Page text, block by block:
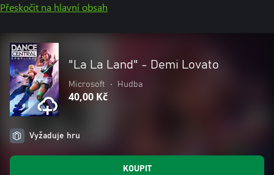
Přeskočit na hlavní obsah
"La La Land" - Demi Lovato
Microsoft • Hudba
40,00 Kč
Vyžaduje hru
KOUPIT